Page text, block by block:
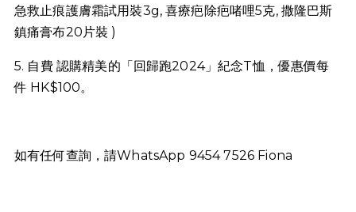
急救止痕護膚霜試用裝3g, 喜療疤除疤啫哩5克, 撒隆巴斯
鎮痛膏布20片裝 )
5. 自費 認購精美的「回歸跑2024」紀念T恤，優惠價每
件 HK$100。
如有任何查詢，請WhatsApp 9454 7526 Fiona